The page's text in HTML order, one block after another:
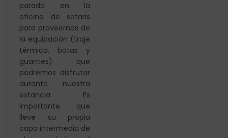
parada en la
oficina de safaris
para proveernos de
la equipación (traje
térmico, botas y
guantes) que
podremos disfrutar
durante nuestra
estancia. Es
importante que
lleve su propia
capa intermedia de